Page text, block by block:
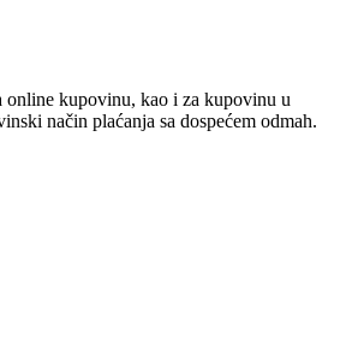
online kupovinu, kao i za kupovinu u
način plaćanja sa dospećem odmah.